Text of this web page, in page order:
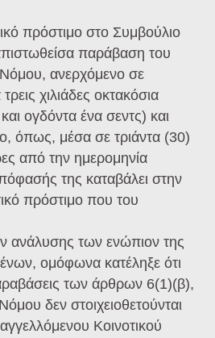
πρόστιμο στο Συμβούλιο
παράβαση του
ανερχόμενο σε
χιλιάδες οκτακόσια
ογδόντα ένα σεντς) και
όπως, μέσα σε τριάντα (30)
από την ημερομηνία
της καταβάλει στην
πρόστιμο που του
ανάλυσης των ενώπιον της
ομόφωνα κατέληξε ότι
των άρθρων 6(1)(β),
δεν στοιχειοθετούνται
Κοινοτικού